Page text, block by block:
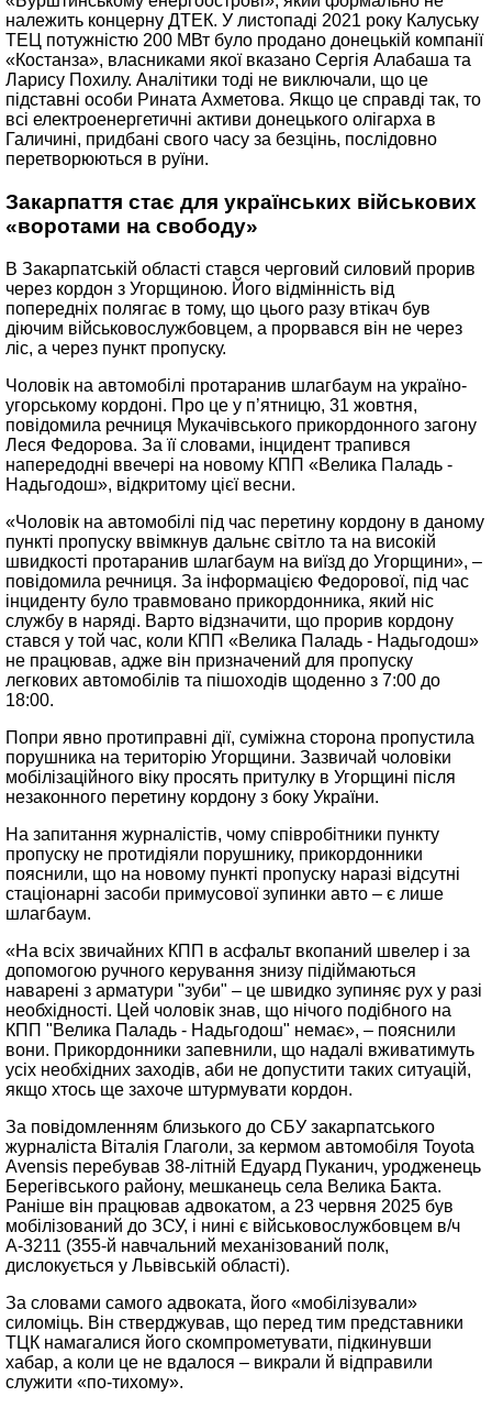
належить концерну ДТЕК. У листопаді 2021 року Калуську
ТЕЦ потужністю 200 МВт було продано донецькій компанії
«Костанза», власниками якої вказано Сергія Алабаша та
Ларису Похилу. Аналітики тоді не виключали, що це
підставні особи Рината Ахметова. Якщо це справді так, то
всі електроенергетичні активи донецького олігарха в
Галичині, придбані свого часу за безцінь, послідовно
перетворюються в руїни.
Закарпаття стає для українських військових
«воротами на свободу»
В Закарпатській області стався черговий силовий прорив
через кордон з Угорщиною. Його відмінність від
попередніх полягає в тому, що цього разу втікач був
діючим військовослужбовцем, а прорвався він не через
ліс, а через пункт пропуску.
Чоловік на автомобілі протаранив шлагбаум на україно-
угорському кордоні. Про це у п’ятницю, 31 жовтня,
повідомила речниця Мукачівського прикордонного загону
Леся Федорова. За її словами, інцидент трапився
напередодні ввечері на новому КПП «Велика Паладь -
Надьгодош», відкритому цієї весни.
«Чоловік на автомобілі під час перетину кордону в даному
пункті пропуску ввімкнув дальнє світло та на високій
швидкості протаранив шлагбаум на виїзд до Угорщини», –
повідомила речниця. За інформацією Федорової, під час
інциденту було травмовано прикордонника, який ніс
службу в наряді. Варто відзначити, що прорив кордону
стався у той час, коли КПП «Велика Паладь - Надьгодош»
не працював, адже він призначений для пропуску
легкових автомобілів та пішоходів щоденно з 7:00 до
18:00.
Попри явно протиправні дії, суміжна сторона пропустила
порушника на територію Угорщини. Зазвичай чоловіки
мобілізаційного віку просять притулку в Угорщині після
незаконного перетину кордону з боку України.
На запитання журналістів, чому співробітники пункту
пропуску не протидіяли порушнику, прикордонники
пояснили, що на новому пункті пропуску наразі відсутні
стаціонарні засоби примусової зупинки авто – є лише
шлагбаум.
«На всіх звичайних КПП в асфальт вкопаний швелер і за
допомогою ручного керування знизу підіймаються
наварені з арматури "зуби" – це швидко зупиняє рух у разі
необхідності. Цей чоловік знав, що нічого подібного на
КПП "Велика Паладь - Надьгодош" немає», – пояснили
вони. Прикордонники запевнили, що надалі вживатимуть
усіх необхідних заходів, аби не допустити таких ситуацій,
якщо хтось ще захоче штурмувати кордон.
За повідомленням близького до СБУ закарпатського
журналіста Віталія Глаголи, за кермом автомобіля Toyota
Avensis перебував 38-літній Едуард Пуканич, уродженець
Берегівського району, мешканець села Велика Бакта.
Раніше він працював адвокатом, а 23 червня 2025 був
мобілізований до ЗСУ, і нині є військовослужбовцем в/ч
А-3211 (355-й навчальний механізований полк,
дислокується у Львівській області).
За словами самого адвоката, його «мобілізували»
силоміць. Він стверджував, що перед тим представники
ТЦК намагалися його скомпрометувати, підкинувши
хабар, а коли це не вдалося – викрали й відправили
служити «по-тихому».